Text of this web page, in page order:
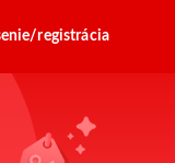
registrácia